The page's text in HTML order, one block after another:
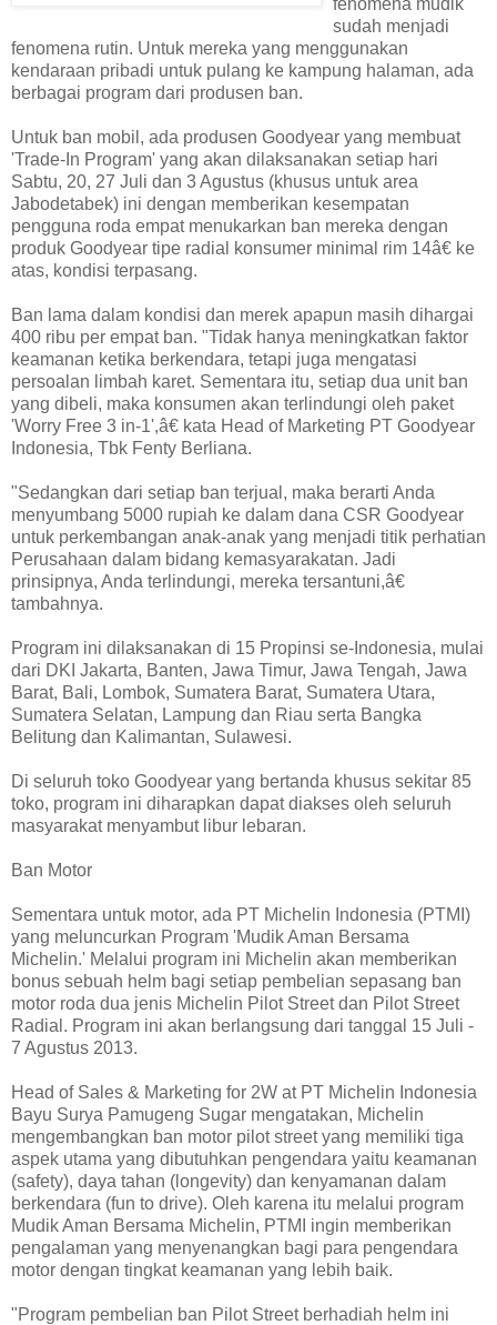
sudah menjadi
fenomena rutin. Untuk mereka yang menggunakan
kendaraan pribadi untuk pulang ke kampung halaman, ada
berbagai program dari produsen ban.
Untuk ban mobil, ada produsen Goodyear yang membuat
'Trade-In Program' yang akan dilaksanakan setiap hari
Sabtu, 20, 27 Juli dan 3 Agustus (khusus untuk area
Jabodetabek) ini dengan memberikan kesempatan
pengguna roda empat menukarkan ban mereka dengan
produk Goodyear tipe radial konsumer minimal rim 14â€ ke
atas, kondisi terpasang.
Ban lama dalam kondisi dan merek apapun masih dihargai
400 ribu per empat ban. "Tidak hanya meningkatkan faktor
keamanan ketika berkendara, tetapi juga mengatasi
persoalan limbah karet. Sementara itu, setiap dua unit ban
yang dibeli, maka konsumen akan terlindungi oleh paket
'Worry Free 3 in-1',â€ kata Head of Marketing PT Goodyear
Indonesia, Tbk Fenty Berliana.
"Sedangkan dari setiap ban terjual, maka berarti Anda
menyumbang 5000 rupiah ke dalam dana CSR Goodyear
untuk perkembangan anak-anak yang menjadi titik perhatian
Perusahaan dalam bidang kemasyarakatan. Jadi
prinsipnya, Anda terlindungi, mereka tersantuni,â€
tambahnya.
Program ini dilaksanakan di 15 Propinsi se-Indonesia, mulai
dari DKI Jakarta, Banten, Jawa Timur, Jawa Tengah, Jawa
Barat, Bali, Lombok, Sumatera Barat, Sumatera Utara,
Sumatera Selatan, Lampung dan Riau serta Bangka
Belitung dan Kalimantan, Sulawesi.
Di seluruh toko Goodyear yang bertanda khusus sekitar 85
toko, program ini diharapkan dapat diakses oleh seluruh
masyarakat menyambut libur lebaran.
Ban Motor
Sementara untuk motor, ada PT Michelin Indonesia (PTMI)
yang meluncurkan Program 'Mudik Aman Bersama
Michelin.' Melalui program ini Michelin akan memberikan
bonus sebuah helm bagi setiap pembelian sepasang ban
motor roda dua jenis Michelin Pilot Street dan Pilot Street
Radial. Program ini akan berlangsung dari tanggal 15 Juli -
7 Agustus 2013.
Head of Sales & Marketing for 2W at PT Michelin Indonesia
Bayu Surya Pamugeng Sugar mengatakan, Michelin
mengembangkan ban motor pilot street yang memiliki tiga
aspek utama yang dibutuhkan pengendara yaitu keamanan
(safety), daya tahan (longevity) dan kenyamanan dalam
berkendara (fun to drive). Oleh karena itu melalui program
Mudik Aman Bersama Michelin, PTMI ingin memberikan
pengalaman yang menyenangkan bagi para pengendara
motor dengan tingkat keamanan yang lebih baik.
"Program pembelian ban Pilot Street berhadiah helm ini